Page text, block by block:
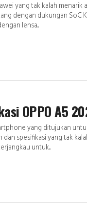
yang tak kalah menarik
dengan dukungan SoC
lensa...
OPPO A5
yang ditujukan
spesifikasi yang tak
untuk...